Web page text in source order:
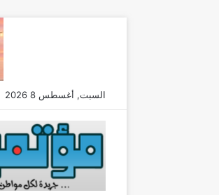
السبت, أغسطس 8 2026